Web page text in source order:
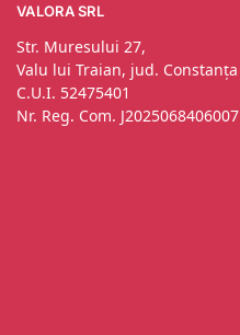
VALORA SRL
Str. Muresului 27,
Valu lui Traian, jud. Constanța
C.U.I. 52475401
Nr. Reg. Com. J2025068406007